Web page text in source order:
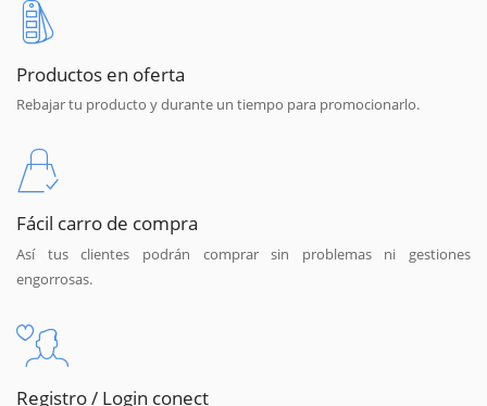
Productos en oferta
Rebajar tu producto y durante un tiempo para promocionarlo.
Fácil carro de compra
Así tus clientes podrán comprar sin problemas ni gestiones
engorrosas.
Registro / Login conect